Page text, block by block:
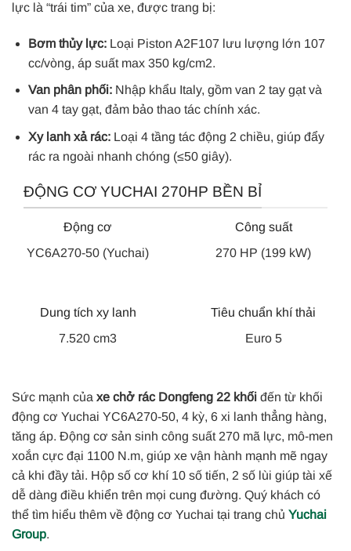
lực là “trái tim” của xe, được trang bị:
Bơm thủy lực:Loại Piston A2F107 lưu lượng lớn 107
cc/vòng, áp suất max 350 kg/cm2.
Van phân phối:Nhập khẩu Italy, gồm van 2 tay gạt và
van 4 tay gạt, đảm bảo thao tác chính xác.
Xy lanh xả rác:Loại 4 tầng tác động 2 chiều, giúp đẩy
rác ra ngoài nhanh chóng (≤50 giây).
ĐỘNG CƠ YUCHAI 270HP BỀN BỈ
Động cơ
YC6A270-50 (Yuchai)
Công suất
270 HP (199 kW)
Dung tích xy lanh
7.520 cm3
Tiêu chuẩn khí thải
Euro 5
Sức mạnh của xe chở rác Dongfeng 22 khối đến từ khối
động cơ Yuchai YC6A270-50, 4 kỳ, 6 xi lanh thẳng hàng,
tăng áp. Động cơ sản sinh công suất 270 mã lực, mô-men
xoắn cực đại 1100 N.m, giúp xe vận hành mạnh mẽ ngay
cả khi đầy tải. Hộp số cơ khí 10 số tiến, 2 số lùi giúp tài xế
dễ dàng điều khiển trên mọi cung đường. Quý khách có
thể tìm hiểu thêm về động cơ Yuchai tại trang chủ Yuchai
Group.